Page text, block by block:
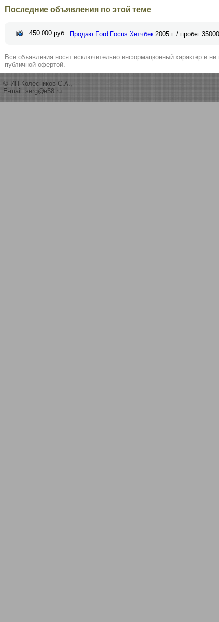
Последние объявления по этой теме
450 000 руб. Продаю Ford Focus Хетчбек 2005 г. / пробег
Все объявления носят исключительно информационный характер и ни
публичной офертой.
© ИП Колесников С.А.,
E-mail: serg@e58.ru